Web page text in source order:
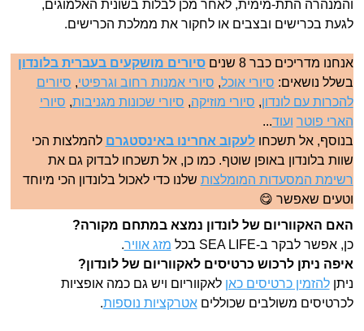
והמנהרה התת-מימית, לאחר מכן לבלות בשונית האלמוגים,
לגעת בכרישים ובצבים או לחקור את ממלכת הכרישים.
אנחנו מדריכים כבר 8 שנים
סיורים מושקעים בעברית בלונדון
בשלל נושאים: סיורי אוכל, סיורי אמנות רחוב וגרפיטי, סיורים
להכרות עם לונדון, סיורי מוזיקה, סיורי שכונות מגניבות, סיורי
הארי פוטר ועוד...
בנוסף, אל תשכחולעקוב אחרינו באינסטגרם להמלצות הכי
שוות בלונדון באופן שוטף. כמו כן, אל תשכחו לבדוק גם את
רשימת המסעדות המומלצות שלנו כדי לאכול בלונדון הכי מיוחד
וטעים שאפשר 😋
האם האקווריום של לונדון נמצא במתחם מקורה?
כן, אפשר לבקר ב-SEA LIFE בכל
מזג אוויר.
איפה ניתן לרכוש כרטיסים לאקווריום של לונדון?
ניתןלהזמין כרטיסים כאן לאקווריום ויש גם כמה אופציות
לכרטיסים משולבים שכולליםאטרקציות נוספות.